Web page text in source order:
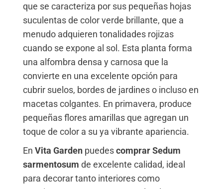
que se caracteriza por sus pequeñas hojas
suculentas de color verde brillante, que a
menudo adquieren tonalidades rojizas
cuando se expone al sol. Esta planta forma
una alfombra densa y carnosa que la
convierte en una excelente opción para
cubrir suelos, bordes de jardines o incluso en
macetas colgantes. En primavera, produce
pequeñas flores amarillas que agregan un
toque de color a su ya vibrante apariencia.
En Vita Garden puedescomprar Sedum
sarmentosum de excelente calidad, ideal
para decorar tanto interiores como